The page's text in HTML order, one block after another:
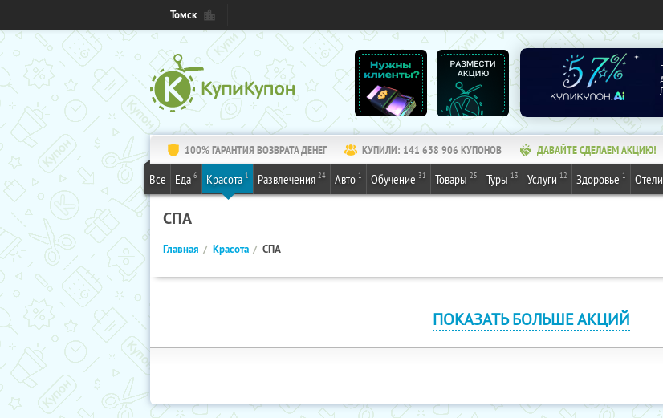
Томск
100% ГАРАНТИЯ ВОЗВРАТА ДЕНЕГ КУПИЛИ: 141 638 906 КУПОНОВ ДАВАЙТЕ СДЕЛАЕМ АКЦИЮ!
Все Еда 6 Красота 1 Развлечения 24 Авто 1 Обучение 31 Товары 25 Туры 13 Услуги 12 Здоровье 1 Отели
СПА
Главная Красота СПА
ПОКАЗАТЬ БОЛЬШЕ АКЦИЙ